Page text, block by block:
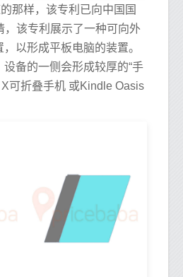
那样，该专利已向中国国
，该专利展示了一种可向外
以形成平板电脑的装置。
备的一侧会形成较厚的“手
可折叠手机 或Kindle Oasis